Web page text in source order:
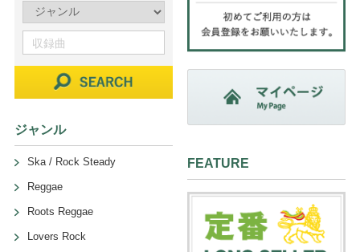
ジャンル
Ska / Rock Steady
Reggae
Roots Reggae
Lovers Rock
FEATURE